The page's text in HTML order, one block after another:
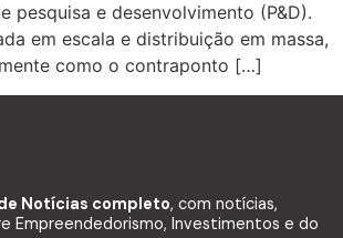
pesquisa e desenvolvimento (P&D).
em escala e distribuição em massa,
como o contraponto […]
Notícias completo, com notícias,
Empreendedorismo, Investimentos e do